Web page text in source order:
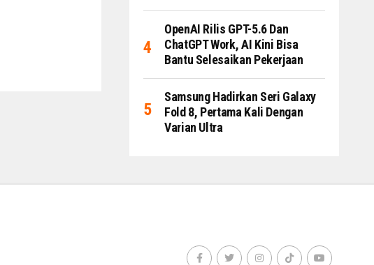
OpenAI Rilis GPT-5.6 Dan
ChatGPT Work, AI Kini Bisa
Bantu Selesaikan Pekerjaan
Samsung Hadirkan Seri Galaxy
Fold 8, Pertama Kali Dengan
Varian Ultra